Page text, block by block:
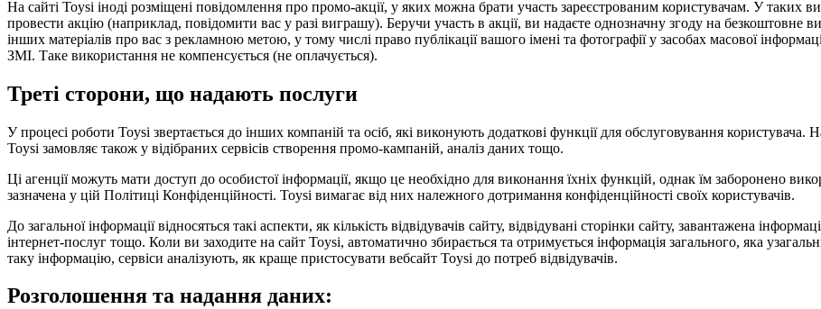
На сайті Toysi іноді розміщені повідомлення про промо-акції, у яких можна брати участь зареєстрованим користувачам. У
провести акцію (наприклад, повідомити вас у разі виграшу). Беручи участь в акції, ви надаєте однозначну згоду на безкоштовне
інших матеріалів про вас з рекламною метою, у тому числі право публікації вашого імені та фотографії у засобах масової
ЗМІ. Таке використання не компенсується (не оплачується).
Треті сторони, що надають послуги
У процесі роботи Toysi звертається до інших компаній та осіб, які виконують додаткові функції для обслуговування
Toysi замовляє також у відібраних сервісів створення промо-кампаній, аналіз даних тощо.
Ці агенції можуть мати доступ до особистої інформації, якщо це необхідно для виконання їхніх функцій, однак їм заборонено
зазначена у цій Політиці Конфіденційності. Toysi вимагає від них належного дотримання конфіденційності своїх користувачів.
До загальної інформації відносяться такі аспекти, як кількість відвідувачів сайту, відвідувані сторінки сайту, завантажена
інтернет-послуг тощо. Коли ви заходите на сайт Toysi, автоматично збирається та отримується інформація загального, яка
таку інформацію, сервіси аналізують, як краще пристосувати вебсайт Toysi до потреб відвідувачів.
Розголошення та надання даних: